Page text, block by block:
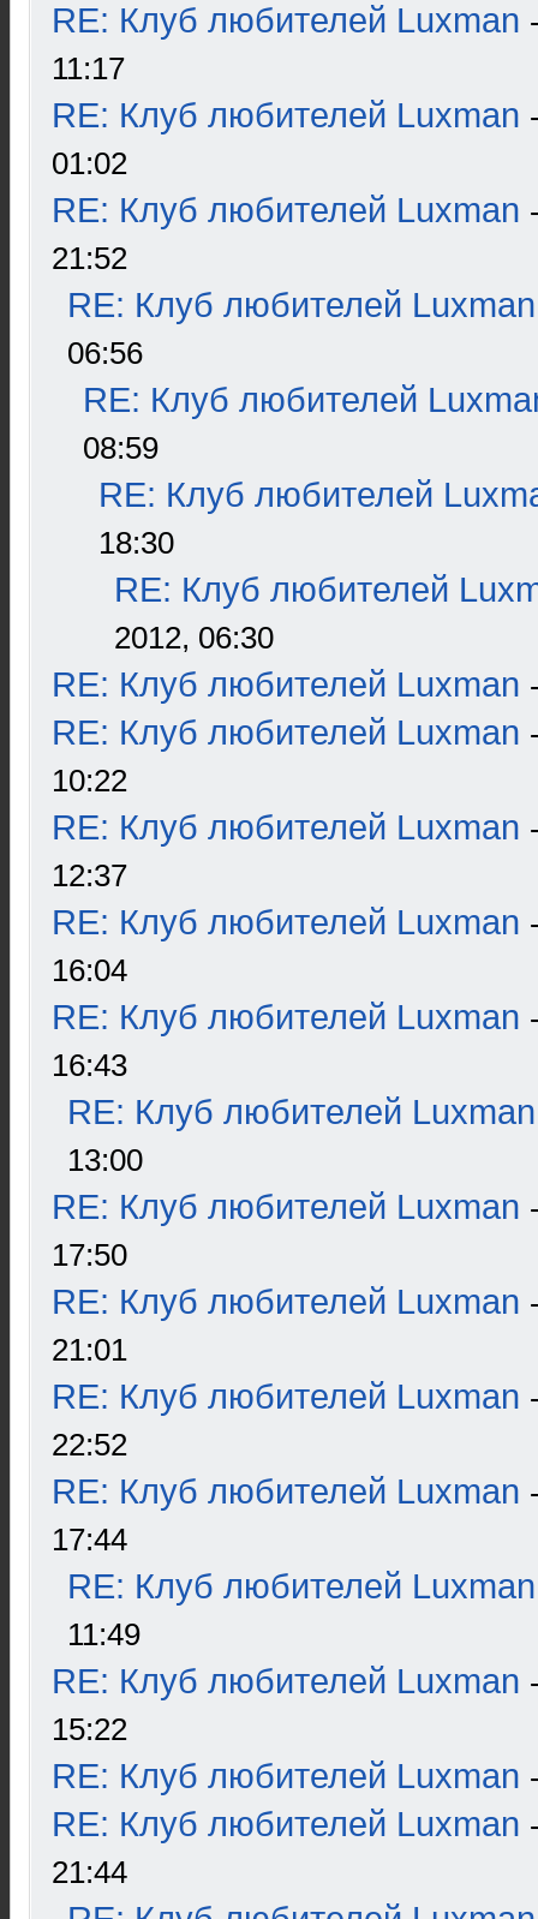
RE: Клуб любителей Luxman
11:17
RE: Клуб любителей Luxman
01:02
RE: Клуб любителей Luxman
21:52
RE: Клуб любителей Luxman
06:56
RE: Клуб любителей
08:59
RE: Клуб любителей
18:30
RE: Клуб любителей
2012, 06:30
RE: Клуб любителей Luxman
RE: Клуб любителей Luxman
10:22
RE: Клуб любителей Luxman
12:37
RE: Клуб любителей Luxman
16:04
RE: Клуб любителей Luxman
16:43
RE: Клуб любителей Luxman
13:00
RE: Клуб любителей Luxman
17:50
RE: Клуб любителей Luxman
21:01
RE: Клуб любителей Luxman
22:52
RE: Клуб любителей Luxman
17:44
RE: Клуб любителей Luxman
11:49
RE: Клуб любителей Luxman
15:22
RE: Клуб любителей Luxman
RE: Клуб любителей Luxman
21:44